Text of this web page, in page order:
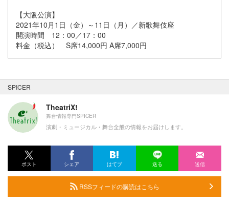
【大阪公演】
2021年10月1日（金）～11日（月）／新歌舞伎座
開演時間 12：00／17：00
料金（税込） S席14,000円 A席7,000円
SPICER
TheatriX!
舞台情報専門SPICER
演劇・ミュージカル・舞台全般の情報をお届けします。
ポスト シェア はてブ 送る 送信
RSSフィードの購読はこちら